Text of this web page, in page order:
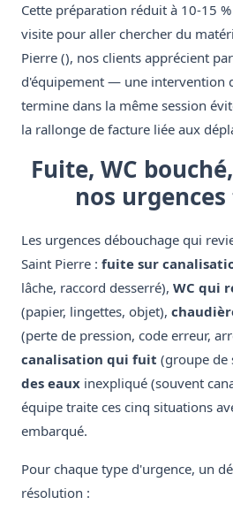
Cette préparation réduit à 10-15
visite pour aller chercher du
Pierre (), nos clients apprécient
d'équipement — une intervention
termine dans la même session
la rallonge de facture liée aux
Fuite, WC
nos
Les urgences débouchage qui
Saint Pierre : fuite sur
lâche, raccord desserré), WC qui
(papier, lingettes, objet),
(perte de pression, code erreur,
canalisation qui fuit (groupe de
des eaux inexpliqué (souvent
équipe traite ces cinq situations
embarqué.
Pour chaque type d'urgence, un
résolution :